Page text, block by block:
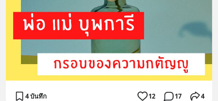
4 บันทึก 12 17 4